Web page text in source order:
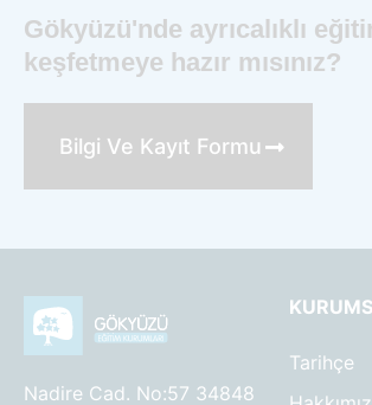
Gökyüzü'nde ayrıcalıklı
keşfetmeye hazır mısınız?
Bilgi Ve Kayıt Formu
Nadire Cad. No:57 34848
Tarihçe